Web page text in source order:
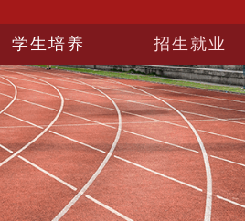
学生培养 招生就业